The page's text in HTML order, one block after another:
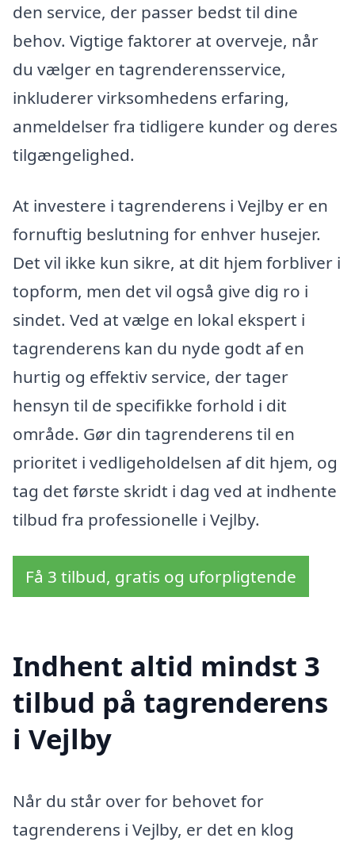
den service, der passer bedst til dine
behov. Vigtige faktorer at overveje, når
du vælger en tagrenderensservice,
inkluderer virksomhedens erfaring,
anmeldelser fra tidligere kunder og deres
tilgængelighed.
At investere i tagrenderens i Vejlby er en
fornuftig beslutning for enhver husejer.
Det vil ikke kun sikre, at dit hjem forbliver i
topform, men det vil også give dig ro i
sindet. Ved at vælge en lokal ekspert i
tagrenderens kan du nyde godt af en
hurtig og effektiv service, der tager
hensyn til de specifikke forhold i dit
område. Gør din tagrenderens til en
prioritet i vedligeholdelsen af dit hjem, og
tag det første skridt i dag ved at indhente
tilbud fra professionelle i Vejlby.
Få 3 tilbud, gratis og uforpligtende
Indhent altid mindst 3
tilbud på tagrenderens
i Vejlby
Når du står over for behovet for
tagrenderens i Vejlby, er det en klog